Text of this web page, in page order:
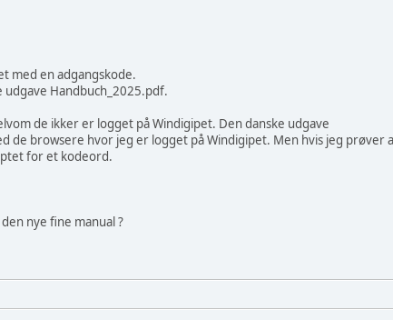
med en adgangskode.
udgave Handbuch_2025.pdf.
de ikker er logget på Windigipet. Den danske udgave
de browsere hvor jeg er logget på Windigipet. Men hvis jeg prøver
for et kodeord.
nye fine manual ?